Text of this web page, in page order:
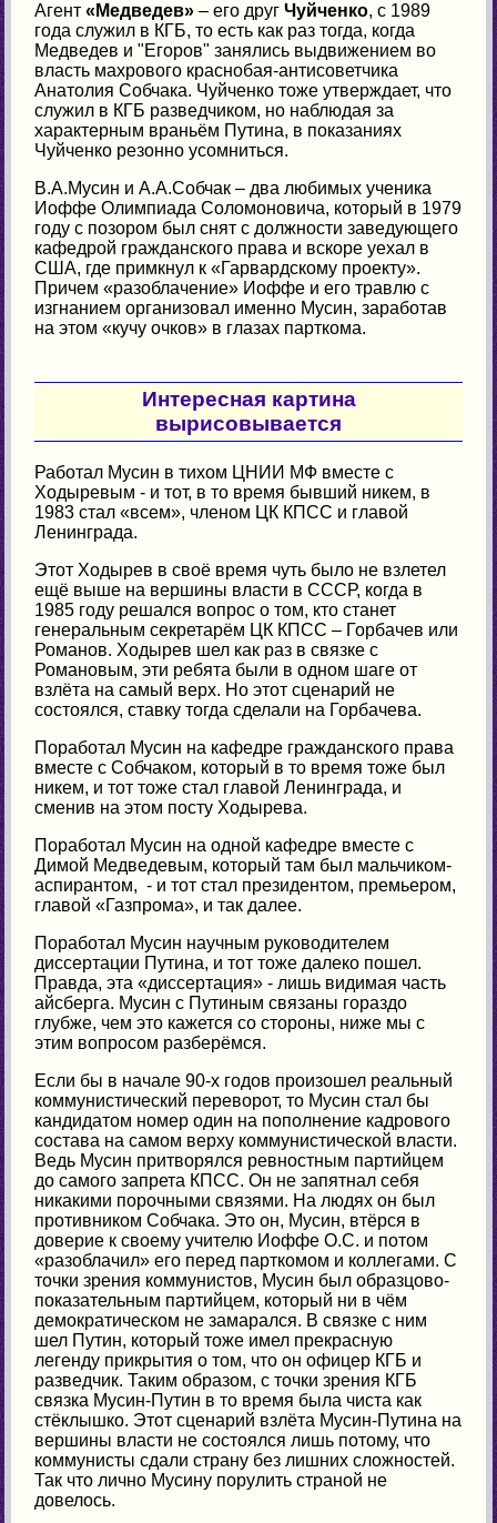
Агент «Медведев» – его другЧуйченко, с 1989
года служил в КГБ, то есть как раз тогда, когда
Медведев и "Егоров" занялись выдвижением во
власть махрового краснобая-антисоветчика
Анатолия Собчака. Чуйченко тоже утверждает, что
служил в КГБ разведчиком, но наблюдая за
характерным враньём Путина, в показаниях
Чуйченко резонно усомниться.
В.А.Мусин и А.А.Собчак – два любимых ученика
Иоффе Олимпиада Соломоновича, который в 1979
году с позором был снят с должности заведующего
кафедрой гражданского права и вскоре уехал в
США, где примкнул к «Гарвардскому проекту».
Причем «разоблачение» Иоффе и его травлю с
изгнанием организовал именно Мусин, заработав
на этом «кучу очков» в глазах парткома.
Интересная картина
вырисовывается
Работал Мусин в тихом ЦНИИ МФ вместе с
Ходыревым - и тот, в то время бывший никем, в
1983 стал «всем», членом ЦК КПСС и главой
Ленинграда.
Этот Ходырев в своё время чуть было не взлетел
ещё выше на вершины власти в СССР, когда в
1985 году решался вопрос о том, кто станет
генеральным секретарём ЦК КПСС – Горбачев или
Романов. Ходырев шел как раз в связке с
Романовым, эти ребята были в одном шаге от
взлёта на самый верх. Но этот сценарий не
состоялся, ставку тогда сделали на Горбачева.
Поработал Мусин на кафедре гражданского права
вместе с Собчаком, который в то время тоже был
никем, и тот тоже стал главой Ленинграда, и
сменив на этом посту Ходырева.
Поработал Мусин на одной кафедре вместе с
Димой Медведевым, который там был мальчиком-
аспирантом, - и тот стал президентом, премьером,
главой «Газпрома», и так далее.
Поработал Мусин научным руководителем
диссертации Путина, и тот тоже далеко пошел.
Правда, эта «диссертация» - лишь видимая часть
айсберга. Мусин с Путиным связаны гораздо
глубже, чем это кажется со стороны, ниже мы с
этим вопросом разберёмся.
Если бы в начале 90-х годов произошел реальный
коммунистический переворот, то Мусин стал бы
кандидатом номер один на пополнение кадрового
состава на самом верху коммунистической власти.
Ведь Мусин притворялся ревностным партийцем
до самого запрета КПСС. Он не запятнал себя
никакими порочными связями. На людях он был
противником Собчака. Это он, Мусин, втёрся в
доверие к своему учителю Иоффе О.С. и потом
«разоблачил» его перед парткомом и коллегами. С
точки зрения коммунистов, Мусин был образцово-
показательным партийцем, который ни в чём
демократическом не замарался. В связке с ним
шел Путин, который тоже имел прекрасную
легенду прикрытия о том, что он офицер КГБ и
разведчик. Таким образом, с точки зрения КГБ
связка Мусин-Путин в то время была чиста как
стёклышко. Этот сценарий взлёта Мусин-Путина на
вершины власти не состоялся лишь потому, что
коммунисты сдали страну без лишних сложностей.
Так что лично Мусину порулить страной не
довелось.